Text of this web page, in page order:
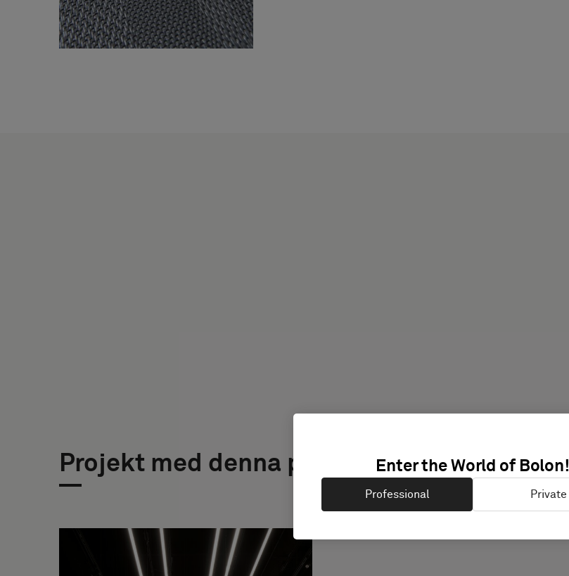
Projekt med denna produktEnter the World of Bolon!
Professional Private